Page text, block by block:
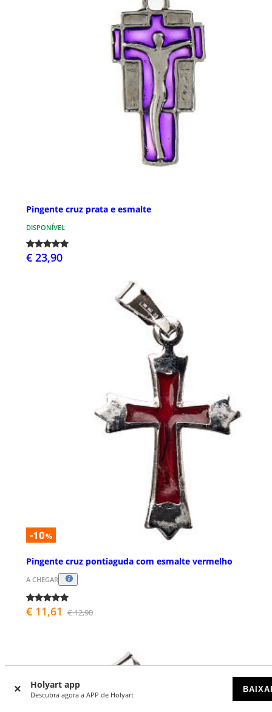
Holyart app
Descubra agora a APP de Holyart
Pingente cruz prata e esmalte
DISPONÍVEL
€ 23,90
-10%
Pingente cruz pontiaguda com esmalte vermelho
A CHEGAR
€ 11,61 € 12,90